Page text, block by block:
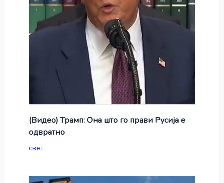
(Видео) Трамп: Она што го прави Русија е
одвратно
свет